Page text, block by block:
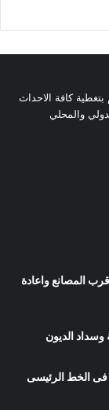
كافة الاحداث
والمحلي
المصانع واعادة
الديون
فى الخط الرئيسى